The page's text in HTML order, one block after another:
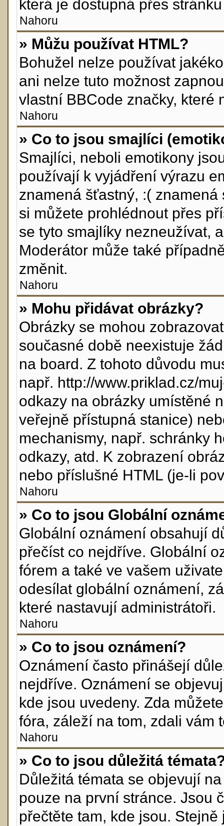
která je dostupná přes
Nahoru
» Můžu používat HTML?
Bohužel nelze používat
ani nelze tuto možnost
vlastní BBCode značky, které
Nahoru
» Co to jsou smajlíci
Smajlíci, neboli emotikony
používají k vyjádření výrazu
znamená šťastný, :(
si můžete prohlédnout přes
se tyto smajlíky nezneužívat,
Moderátor může také
změnit.
Nahoru
» Mohu přidávat obrázky?
Obrázky se mohou
současné době neexistuje
na board. Z tohoto důvodu
např. http://www.priklad.cz/
odkazy na obrázky umístěné
veřejně přístupná stanice)
mechanismy, např. schránky
odkazy, atd. K zobrazení
nebo příslušné HTML (je-li
Nahoru
» Co to jsou Globální
Globální oznámení obsahují
přečíst co nejdříve. Globální
fórem a také ve vašem
odesílat globální oznámení,
které nastavují administrátoři.
Nahoru
» Co to jsou oznámení?
Oznámení často přinášejí
nejdříve. Oznámení se
kde jsou uvedeny. Zda
fóra, záleží na tom, zdali vám
Nahoru
» Co to jsou důležitá
Důležitá témata se objevují
pouze na první stránce. Jsou
přečtěte tam, kde jsou.